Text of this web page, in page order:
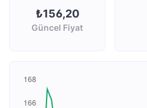
₺156,20
Güncel Fiyat